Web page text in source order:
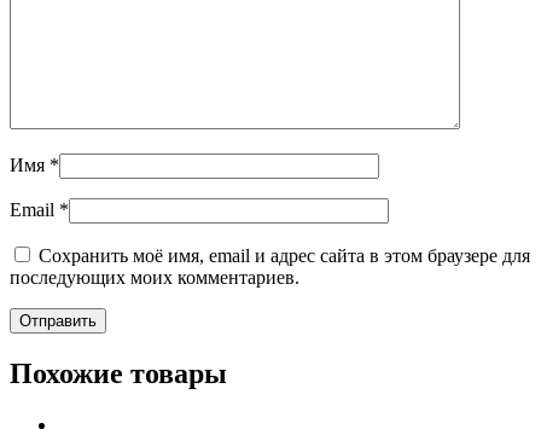
Имя *
Email *
Сохранить моё имя, email и адрес сайта в этом браузере для
последующих моих комментариев.
Похожие товары